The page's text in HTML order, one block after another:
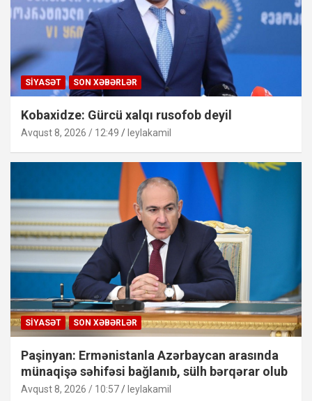
SIYASƏT SON XƏBƏRLƏR
Kobaxidze: Gürcü xalqı rusofob deyil
Avqust 8, 2026 / 12:49 leylakamil
SIYASƏT SON XƏBƏRLƏR
Paşinyan: Ermənistanla Azərbaycan arasında
münaqişə səhifəsi bağlanıb, sülh bərqərar olub
Avqust 8, 2026 / 10:57 leylakamil